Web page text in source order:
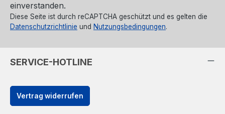
einverstanden.
Diese Seite ist durch reCAPTCHA geschützt und es gelten die
Datenschutzrichtlinie und Nutzungsbedingungen.
SERVICE-HOTLINE
Vertrag widerrufen